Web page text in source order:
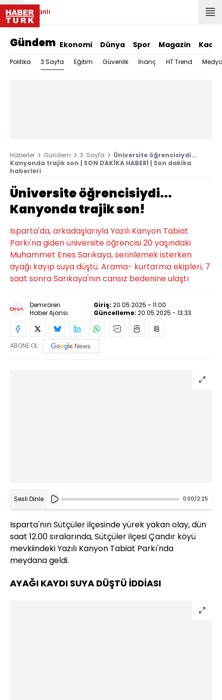
Canlı
Gündem Ekonomi Dünya Spor Magazin Kadın
Politika 3.Sayfa Eğitim Güvenlik İnanç HT Trend
Haberler Gündem 3. Sayfa
Üniversite öğrencisiydi...
Kanyonda trajik son | SON DAKİKA HABERİ | Son dakika
haberleri
Üniversite öğrencisiydi...
Kanyonda trajik son!
Isparta'da, arkadaşlarıyla Yazılı Kanyon Tabiat
Parkı'na giden üniversite öğrencisi 20 yaşındaki
Muhammet Enes Sarıkaya, serinlemek isterken
ayağı kayıp suya düştü. Arama- kurtarma ekipleri, 7
saat sonra Sarıkaya'nın cansız bedenine ulaştı
Demirören
Haber Ajansı
Giriş: 20.05.2025 - 11:00
Güncelleme: 20.05.2025 - 13:33
ABONE OL
Sesli Dinle 0:00/2:25
Isparta'nın Sütçüler ilçesinde yürek yakan olay, dün
saat 12.00 sıralarında, Sütçüler ilçesi Çandır köyü
mevkiindeki Yazılı Kanyon Tabiat Parkı'nda
meydana geldi.
AYAĞI KAYDI SUYA DÜŞTÜ İDDİASI